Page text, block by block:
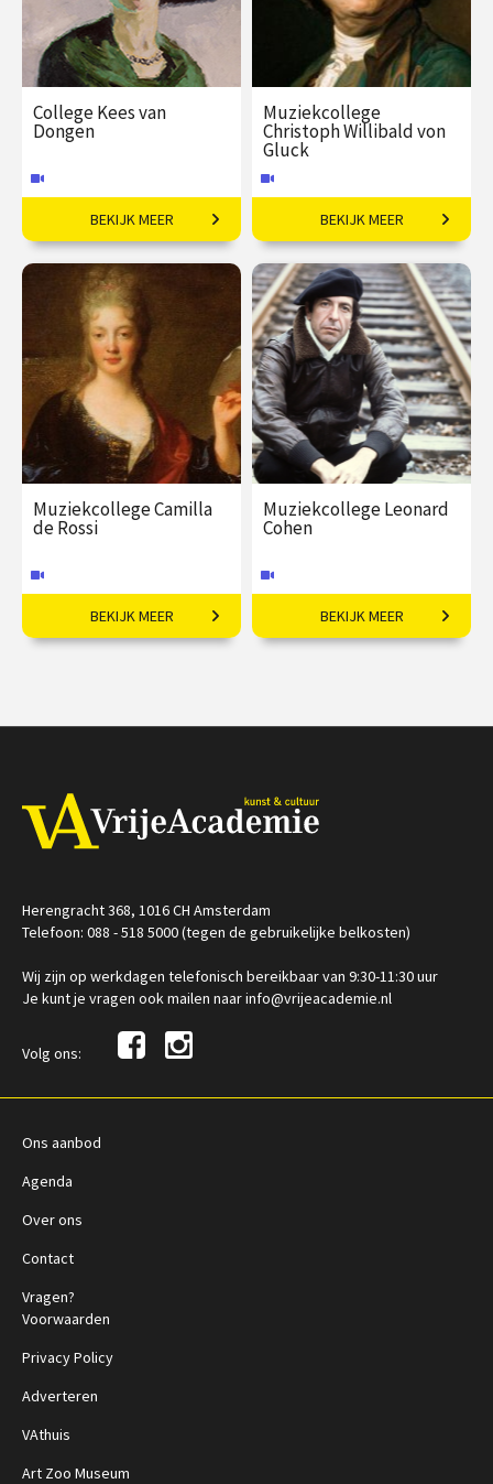
College Kees van
Dongen
Bohémien tussen kunst
en high society.
€ 35,00
okt
Online
BEKIJK MEER
Muziekcollege
Christoph Willibald von
Gluck
Operahervormer van de
barokmuziek.
€ 35,00
vanaf 14
okt
Online
BEKIJK MEER
Muziekcollege Camilla
de Rossi
Mysterieuze componist
uit de Weense barok.
sep
BEKIJK MEER
Muziekcollege Leonard
Cohen
Van Suzanne tot You Want
it Darker
feb
BEKIJK MEER
Herengracht 368, 1016 CH Amsterdam
Telefoon: 088 - 518 5000 (tegen de gebruikelijke belkosten)
Wij zijn op werkdagen telefonisch bereikbaar van 9:30-11:30 uur
Je kunt je vragen ook mailen naar info@vrijeacademie.nl
Volg ons:
Ons aanbod
Agenda
Over ons
Contact
Vragen?
Voorwaarden
Privacy Policy
Adverteren
VAthuis
Art Zoo Museum